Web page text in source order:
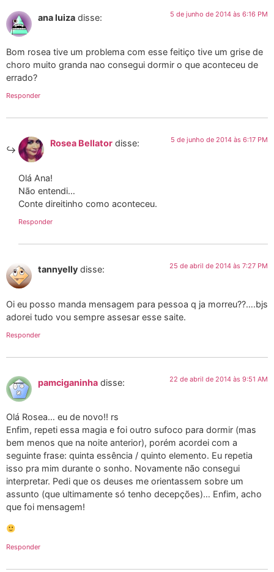
ana luiza disse: 5 de junho de 2014 às 6:16 PM
Bom rosea tive um problema com esse feitiço tive um grise de
choro muito granda nao consegui dormir o que aconteceu de
errado?
Responder
Rosea Bellator disse: 5 de junho de 2014 às 6:17 PM
Olá Ana!
Não entendi…
Conte direitinho como aconteceu.
Responder
tannyelly disse: 25 de abril de 2014 às 7:27 PM
Oi eu posso manda mensagem para pessoa q ja morreu??….bjs
adorei tudo vou sempre assesar esse saite.
Responder
pamciganinha disse: 22 de abril de 2014 às 9:51 AM
Olá Rosea… eu de novo!! rs
Enfim, repeti essa magia e foi outro sufoco para dormir (mas
bem menos que na noite anterior), porém acordei com a
seguinte frase: quinta essência / quinto elemento. Eu repetia
isso pra mim durante o sonho. Novamente não consegui
interpretar. Pedi que os deuses me orientassem sobre um
assunto (que ultimamente só tenho decepções)… Enfim, acho
que foi mensagem!
Responder